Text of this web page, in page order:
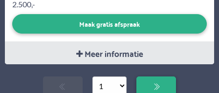
2.500,-
Maak gratis afspraak
Meer informatie